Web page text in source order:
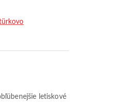
letiskové